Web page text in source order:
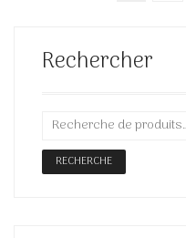
Rechercher
RECHERCHE